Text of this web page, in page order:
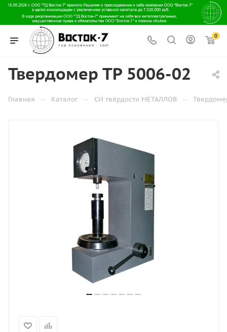
0
Твердомер ТР 5006-02
Главная — Каталог — СИ твёрдости МЕТАЛЛОВ —